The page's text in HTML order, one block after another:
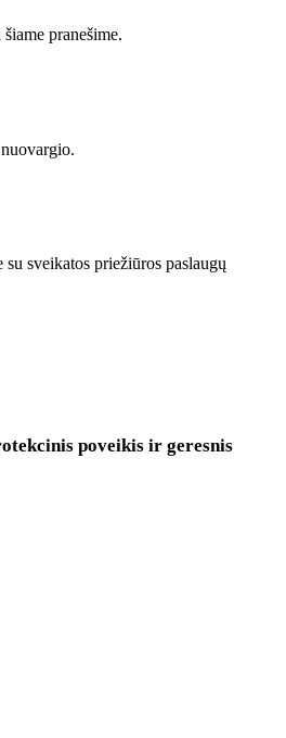
pranešime.
sveikatos priežiūros paslaugų
poveikis ir geresnis